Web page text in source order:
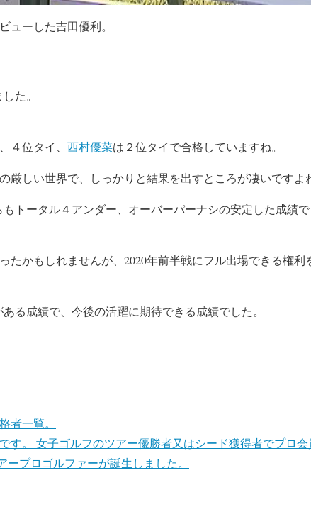
ューした吉田優利。
た。
４位タイ、 西村優菜は２位タイで合格していますね。
しい世界で、しっかりと結果を出すところが凄いですよ
トータル４アンダー、オーバーパーナシの安定した成績で
たかもしれませんが、2020年前半戦にフル出場できる権利
る成績で、今後の活躍に期待できる成績でした。
者一覧。
す。 女子ゴルフのツアー優勝者又はシード獲得者でプロ会
プロゴルファーが誕生しました。